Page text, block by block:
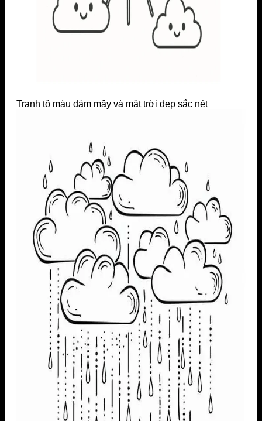
Tranh tô màu đám mây và mặt trời đẹp sắc nét